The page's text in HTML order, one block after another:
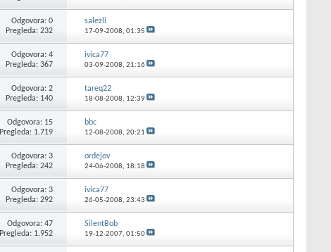
Odgovora: 0
Pregleda: 232
salezli
17-09-2008, 01:35
Odgovora: 4
Pregleda: 367
ivica77
03-09-2008, 21:16
Odgovora: 2
Pregleda: 140
tareq22
18-08-2008, 12:39
Odgovora: 15
Pregleda: 1.719
bbc
12-08-2008, 20:21
Odgovora: 3
Pregleda: 242
ordejov
24-06-2008, 18:18
Odgovora: 3
Pregleda: 292
ivica77
26-05-2008, 23:43
Odgovora: 47
Pregleda: 1.952
SilentBob
19-12-2007, 01:50